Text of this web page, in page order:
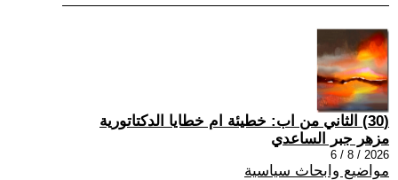
(30) الثاني من اب: خطيئة ام خطايا الدكتاتورية
مزهر جبر الساعدي
2026 / 8 / 6
مواضيع وابحاث سياسية